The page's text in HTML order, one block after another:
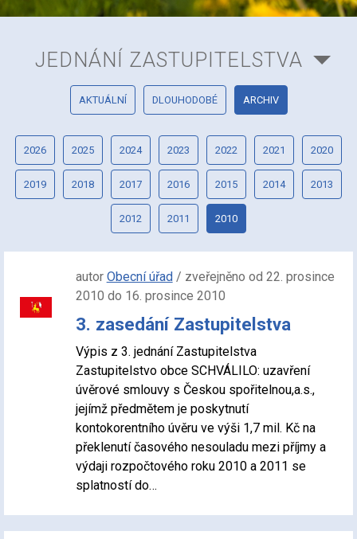
JEDNÁNÍ ZASTUPITELSTVA
AKTUÁLNÍ DLOUHODOBÉ ARCHIV
2026 2025 2024 2023 2022 2021 2020
2019 2018 2017 2016 2015 2014 2013
2012 2011 2010
autor Obecní úřad/ zveřejněno od 22. prosince
2010 do 16. prosince 2010
3. zasedání Zastupitelstva
Výpis z 3. jednání Zastupitelstva
Zastupitelstvo obce SCHVÁLILO: uzavření
úvěrové smlouvy s Českou spořitelnou,a.s.,
jejímž předmětem je poskytnutí
kontokorentního úvěru ve výši 1,7 mil. Kč na
překlenutí časového nesouladu mezi příjmy a
výdaji rozpočtového roku 2010 a 2011 se
splatností do…